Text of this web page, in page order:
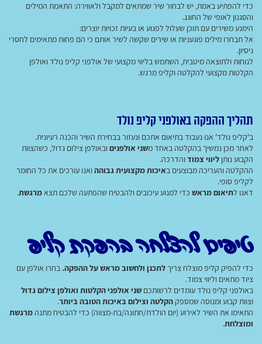
כדי להפתיע באמת, יש לבחור שיר שמתאים למקבל ולאווירה: התאמת המילים
והסגנון לאופי של החוגג.
הימנע משירים עם תוכן שעלול לפגוע או בעיות זכויות יוצרים:
אל תבחרו מילים פוגעניות או שירים שקשה לשיר אותם כי הם פחות מתאימים לחסרי
ניסיון.
לנוחות ולתוצאה מיטבית, השתמש בליווי מקצועי של אולפני קליפ נולד ואולפן
הקלטות מקצועי להקלטה וקליפ מרגש.
תהליך ההפקה באולפני קליפ נולד
ב'קליפ נולד' אנו נעבוד בתיאום אתכם ונעזור בבחירת השיר והכנה רעיונית.
לאחר מכן נמשיך בהקלטה באחד משני אולפניםובאולפן צילום גדול, כשהצוות
הקבוע נותן ליווי צמודוהדרכה.
ההקלטה והעריכה מבוצעים באיכות מקצועית גבוההואנו עורכים את כל החומר
לקליפ סופי.
דאגו לתיאום מראש כדי למנוע עיכובים ולהבטיח שהפתעה שלכם תצאמרגשת.
טיפים להצלחה בהפקת קליפ
כדי להפיק קליפ מוצלח צריךלתכנן ולחשוב מראש על ההפקה. בחרו אולפן עם
ציוד מתאים וליווי צמוד.
באולפני קליפ נולד עומדים לרשותכם שני אולפני הקלטות ואולפן צילום גדול
וצוות קבוע ומנוסה שמספקהקלטה וצילום באיכות הטובה ביותר.
התאימו את השיר לאירוע (יום הולדת/חתונה/בת‑מצווה) כדי להבטיח מתנהמרגשת
ומוצלחת.